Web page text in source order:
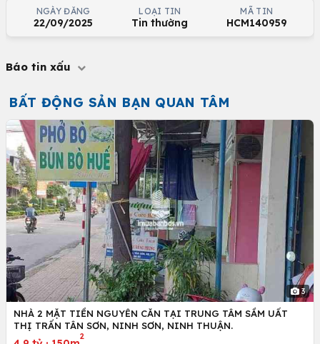
NGÀY ĐĂNG
22/09/2025
LOẠI TIN
Tin thường
MÃ TIN
HCM140959
Báo tin xấu
BẤT ĐỘNG SẢN BẠN QUAN TÂM
3
NHÀ 2 MẶT TIỀN NGUYÊN CĂN TẠI TRUNG TÂM SẦM UẤT
THỊ TRẤN TÂN SƠN, NINH SƠN, NINH THUẬN.
2